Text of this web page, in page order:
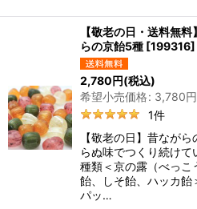
【敬老の日・送料無
らの京飴5種 [199316]
2,780円(税込)
希望小売価格: 3,780円
1件
【敬老の日】昔なが
らぬ味でつくり続け
種類＜京の露（べっこ
飴、しそ飴、ハッカ飴
パッ…